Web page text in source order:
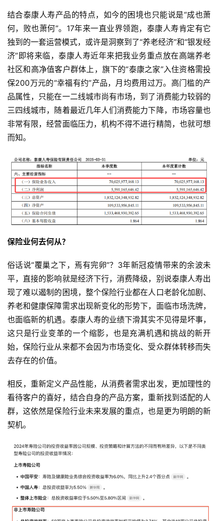
页
快
讯
公
司
尚
科
技
结合泰康人寿产品的特点，如今的困境也只能说是“成也萧
何，败也萧何”。17年来一直业界领跑，泰康人寿肯定有它
独到的一套运营模式，或许是洞察到了“养老经济”和“银发经
济”即将来临，泰康人寿近年来把我业务重点放在高端养老
社区和高净值客户群体上，旗下的“泰康之家”入住资格需投
保200万元的“幸福有约”产品，月均费用过万。高门槛的产
品属性，只能在一二线城市尚有市场，到了消费能力较弱的
三四线城市，随着最近几年人们消费能力下降，市场容量也
非常有限，经营面临压力，机构不得不进行精简，也就可想
而知。
保险业何去何从？
俗话说“覆巢之下，焉有完卵”？3年新冠疫情带来的余波未
平，直接的影响就是经济下行，消费降级，别说泰康人寿出
现了难以遏制的困境，整个保险行业都在人口老龄化加剧、
养老和健康保障需求出现新变化的形势下，面临市场洗牌，
也面临新的机遇。泰康人寿的业绩下滑其实不见得是坏事，
这只是行业变革的一个缩影，也是充满机遇和挑战的新开
始，保险行业从来都不会因为市场变化、受众群体转移而失
去存在的价值。
相反，重新定义产品性能，从消费者需求出发，更加理性的
看待客户的喜好，结合自身的产品方案，重新找到适配的人
群，这依然是保险行业未来发展的重点，也是更为明朗的新
契机。